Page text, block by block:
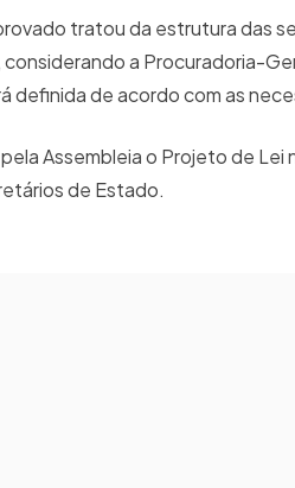
tratou da estrutura das
a Procuradoria-
definida de acordo com as
Assembleia o Projeto de
de Estado.